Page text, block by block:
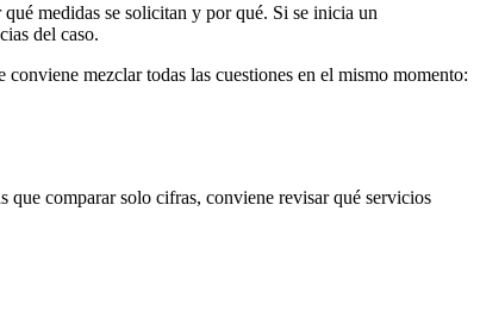
medidas se solicitan y por qué. Si se inicia un
del caso.
mezclar todas las cuestiones en el mismo momento:
que comparar solo cifras, conviene revisar qué servicios